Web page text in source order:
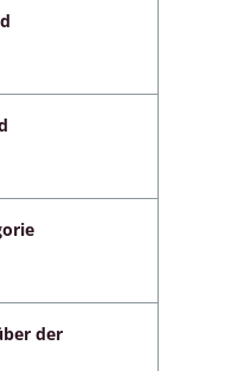
der